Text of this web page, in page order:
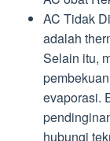
AC Tidak
adalah
Selain itu,
evaporasi.
hubungi